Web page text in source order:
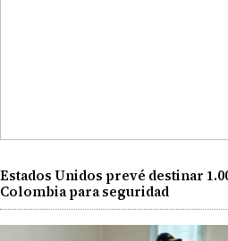
Estados Unidos prevé destinar
Colombia para seguridad